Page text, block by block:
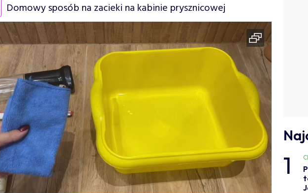
Domowy sposób na zacieki na kabinie prysznicowej
1